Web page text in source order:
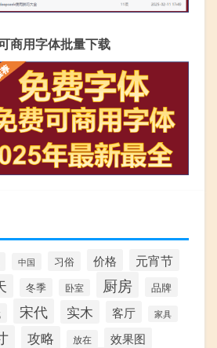
商用字体批量下载
中国 习俗 价格 元宵节
冬季 卧室 厨房
品牌
宋代 实木 客厅 家具
攻略 放在 效果图